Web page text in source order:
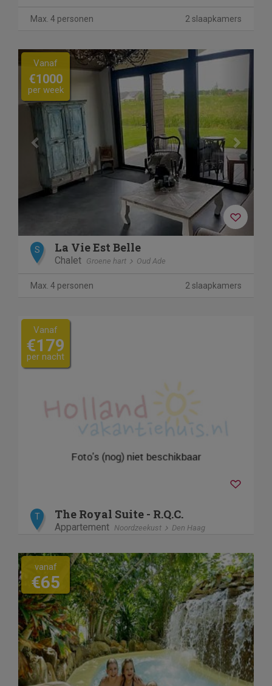
Max. 4 personen 2 slaapkamers
Previous Next
Vanaf
€1000
per week
S La Vie Est Belle
Chalet Groene hart Oud Ade
Max. 4 personen 2 slaapkamers
Vanaf
€179
per nacht
T The Royal Suite - R.Q.C.
Appartement Noordzeekust Den Haag
vanaf
€65